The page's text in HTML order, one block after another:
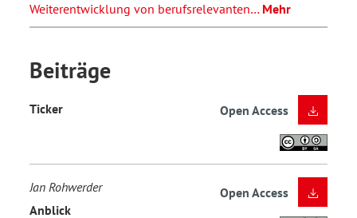
Weiterentwicklung von berufsrelevanten… Mehr
Beiträge
Ticker Open Access
Jan Rohwerder
Anblick
Open Access